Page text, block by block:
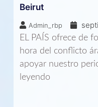
Beirut
Admin_rbp
EL PAÍS ofrece de
hora del conflicto
apoyar nuestro
leyendo